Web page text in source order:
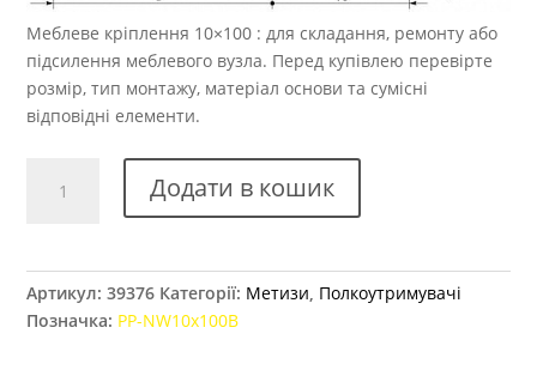
Меблеве кріплення 10×100 : для складання, ремонту або
підсилення меблевого вузла. Перед купівлею перевірте
розмір, тип монтажу, матеріал основи та сумісні
відповідні елементи.
поликотримач
Додати в кошик
Артикул:39376 Категорії: Метизи, Полкоутримувачі
Позначка: PP-NW10x100B